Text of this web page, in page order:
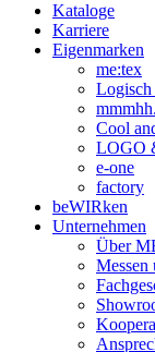
Kataloge
Karriere
Eigenmarken
me:tex
Cool
LOGO
e-one
factory
beWIRken
Unternehmen
Über
Messen